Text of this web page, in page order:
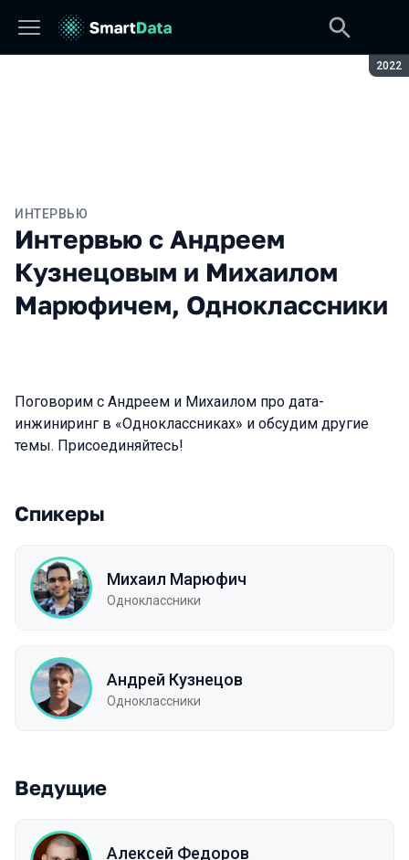
2022
ИНТЕРВЬЮ
Интервью с Андреем
Кузнецовым и Михаилом
Марюфичем, Одноклассники
Поговорим с Андреем и Михаилом про дата-
инжиниринг в «Одноклассниках» и обсудим другие
темы. Присоединяйтесь!
Спикеры
Михаил Марюфич
Одноклассники
Андрей Кузнецов
Одноклассники
Ведущие
Алексей Федоров